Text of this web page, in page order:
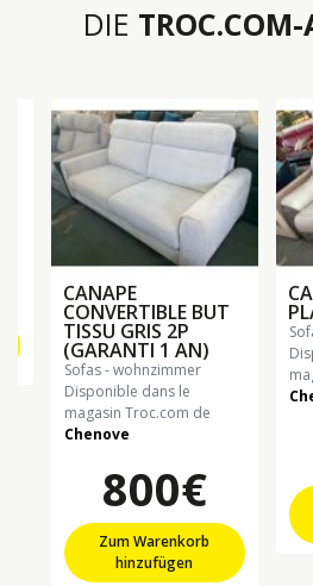
DIE
CANAPE
CONVERTIBLE BUT
TISSU GRIS 2P
(GARANTI 1 AN)
sofas - wohnzimmer
Disponible dans le
magasin Troc.com de
Chenove
800€
Zum Warenkorb
hinzufügen